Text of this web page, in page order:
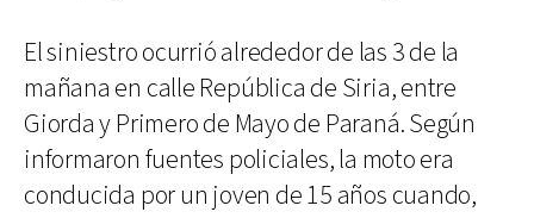
El siniestro ocurrió alrededor de las 3 de la
mañana en calle República de Siria, entre
Giorda y Primero de Mayo de Paraná. Según
informaron fuentes policiales, la moto era
conducida por un joven de 15 años cuando,